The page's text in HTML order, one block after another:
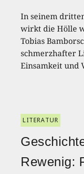
In seinem
wirkt die Hölle
Tobias
schmerzhafter
Einsamkeit und
LITERATUR
Rewenig: